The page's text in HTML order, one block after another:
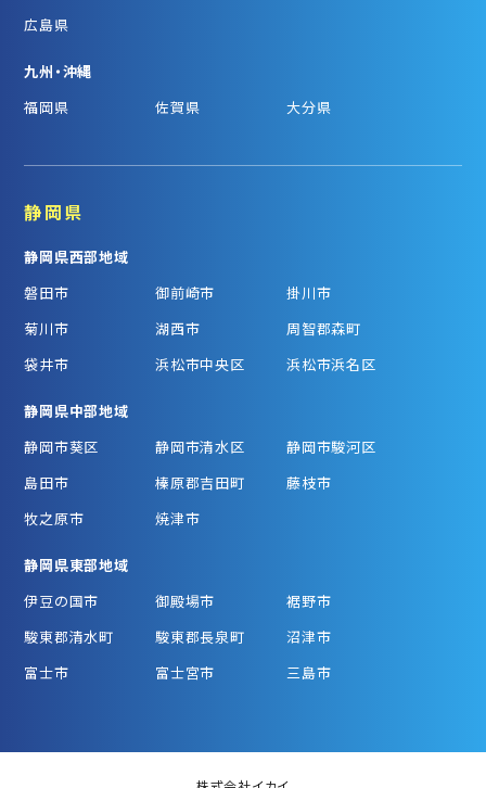
広島県
九州・沖縄
福岡県
佐賀県 大分県
静岡県
静岡県西部地域
磐田市
御前崎市
掛川市
菊川市
湖西市
周智郡森町
袋井市
浜松市中央区 浜松市浜名区
静岡県中部地域
静岡市葵区
静岡市清水区
静岡市駿河区
島田市
榛原郡吉田町
藤枝市
牧之原市
焼津市
静岡県東部地域
伊豆の国市
御殿場市
裾野市
駿東郡清水町
駿東郡長泉町
沼津市
富士市
富士宮市 三島市